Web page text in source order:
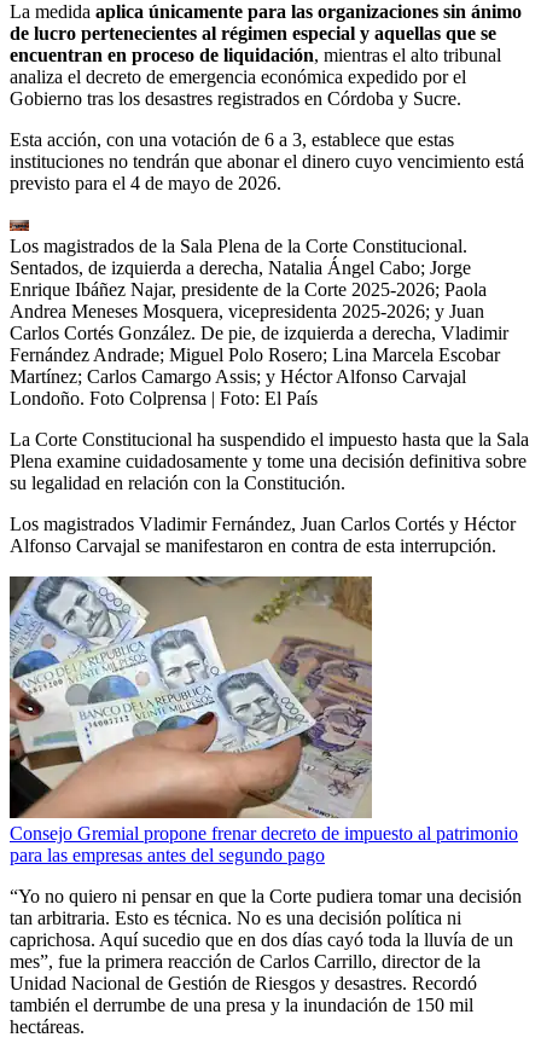
La medida aplica únicamente para las organizaciones sin ánimo
de lucro pertenecientes al régimen especial y aquellas que se
encuentran en proceso de liquidación, mientras el alto tribunal
analiza el decreto de emergencia económica expedido por el
Gobierno tras los desastres registrados en Córdoba y Sucre.
Esta acción, con una votación de 6 a 3, establece que estas
instituciones no tendrán que abonar el dinero cuyo vencimiento está
previsto para el 4 de mayo de 2026.
Los magistrados de la Sala Plena de la Corte Constitucional.
Sentados, de izquierda a derecha, Natalia Ángel Cabo; Jorge
Enrique Ibáñez Najar, presidente de la Corte 2025-2026; Paola
Andrea Meneses Mosquera, vicepresidenta 2025-2026; y Juan
Carlos Cortés González. De pie, de izquierda a derecha, Vladimir
Fernández Andrade; Miguel Polo Rosero; Lina Marcela Escobar
Martínez; Carlos Camargo Assis; y Héctor Alfonso Carvajal
Londoño. Foto Colprensa | Foto: El País
La Corte Constitucional ha suspendido el impuesto hasta que la Sala
Plena examine cuidadosamente y tome una decisión definitiva sobre
su legalidad en relación con la Constitución.
Los magistrados Vladimir Fernández, Juan Carlos Cortés y Héctor
Alfonso Carvajal se manifestaron en contra de esta interrupción.
Consejo Gremial propone frenar decreto de impuesto al patrimonio
para las empresas antes del segundo pago
“Yo no quiero ni pensar en que la Corte pudiera tomar una decisión
tan arbitraria. Esto es técnica. No es una decisión política ni
caprichosa. Aquí sucedio que en dos días cayó toda la lluvía de un
mes”, fue la primera reacción de Carlos Carrillo, director de la
Unidad Nacional de Gestión de Riesgos y desastres. Recordó
también el derrumbe de una presa y la inundación de 150 mil
hectáreas.